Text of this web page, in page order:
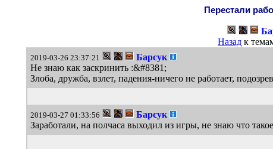
Перестали
Назад к
2019-03-26 23:37:21
Барсук
Не знаю как заскринить :&#8381;
Злоба, дружба, взлет, падения-ничего не работает,
2019-03-27 01:33:56
Барсук
Заработали, на полчаса выходил из игры, не знаю что